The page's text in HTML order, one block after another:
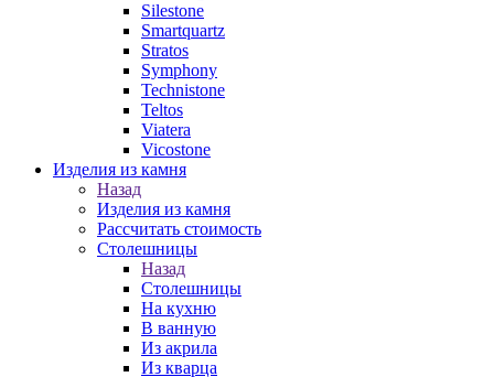
Silestone
Smartquartz
Stratos
Symphony
Technistone
Teltos
Viatera
Vicostone
Изделия из камня
Назад
Изделия из камня
Рассчитать стоимость
Столешницы
Назад
Столешницы
На кухню
В ванную
Из акрила
Из кварца